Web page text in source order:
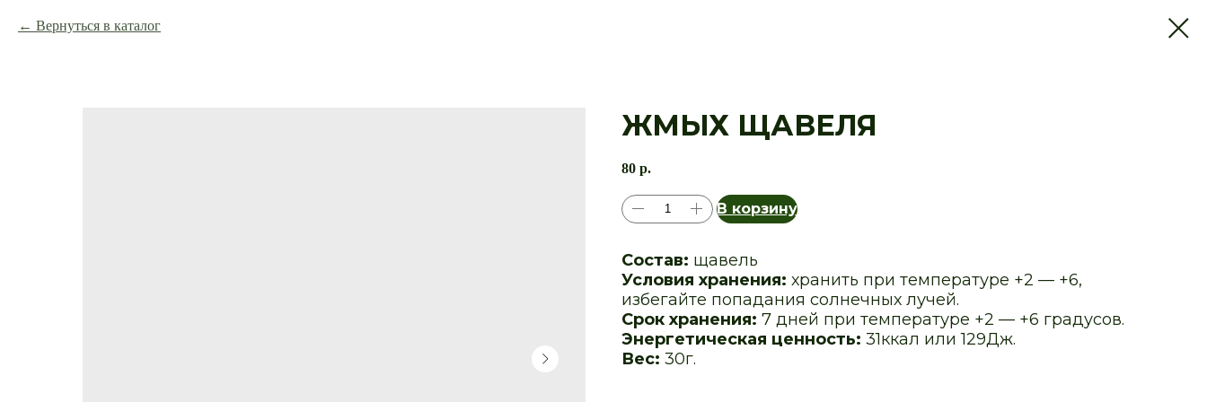
Вернуться в каталог
ЖМЫХ ЩАВЕЛЯ
80 р.
В корзину
Состав: щавель
Условия хранения: хранить при температуре +2 — +6,
избегайте попадания солнечных лучей.
Срок хранения: 7 дней при температуре +2 — +6 градусов.
Энергетическая ценность: 31ккал или 129Дж.
Вес: 30г.